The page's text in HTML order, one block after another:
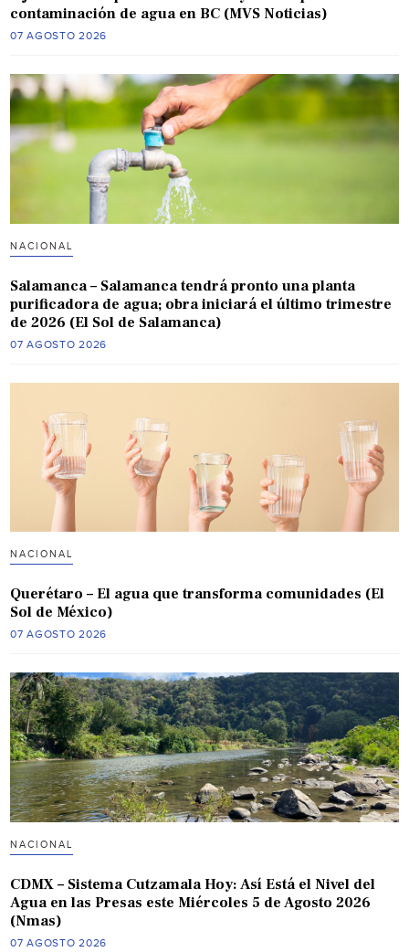
contaminación de agua en BC (MVS Noticias)
07 AGOSTO 2026
NACIONAL
Salamanca – Salamanca tendrá pronto una planta
purificadora de agua; obra iniciará el último trimestre
de 2026 (El Sol de Salamanca)
07 AGOSTO 2026
NACIONAL
Querétaro – El agua que transforma comunidades (El
Sol de México)
07 AGOSTO 2026
NACIONAL
CDMX – Sistema Cutzamala Hoy: Así Está el Nivel del
Agua en las Presas este Miércoles 5 de Agosto 2026
(Nmas)
07 AGOSTO 2026